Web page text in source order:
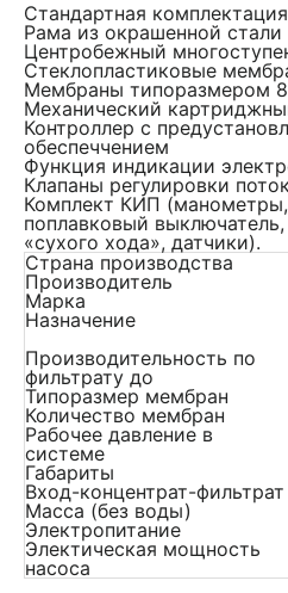
Стандартная
Рама из окрашенной стали
Центробежный
Стеклопластиковые
Мембраны типоразмером
Механический
Контроллер с
обеспеччением
Функция индикации
Клапаны регулировки
Комплект КИП
поплавковый
«сухого хода», датчики).
Страна производства
Производитель
Марка
Назначение
Производительность по
фильтрату до
Типоразмер мембран
Количество мембран
Рабочее давление в
системе
Габариты
Вход-концентрат-фильтрат
Масса (без воды)
Электропитание
Электическая мощность
насоса